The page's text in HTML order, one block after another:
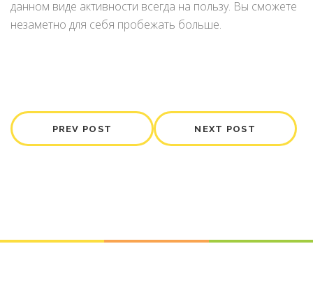
данном виде активности всегда на пользу. Вы сможете
незаметно для себя пробежать больше.
PREV POST NEXT POST